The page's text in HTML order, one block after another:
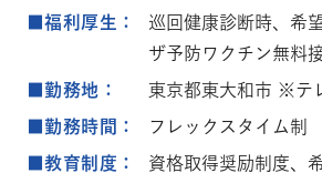
■福利厚生：
巡回健康診断時、希
ザ予防ワクチン無料
■勤務地： 東京都東大和市 ※テ
■勤務時間： フレックスタイム制
■教育制度：
資格取得奨励制度、